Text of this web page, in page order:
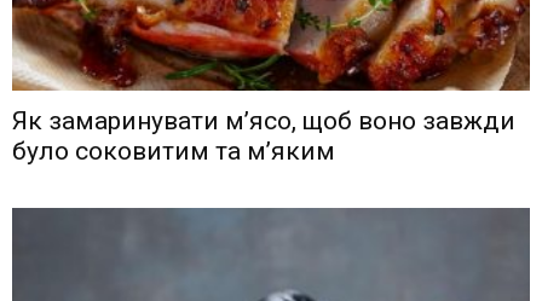
Як замаринувати м’ясо, щоб воно завжди
було соковитим та м’яким